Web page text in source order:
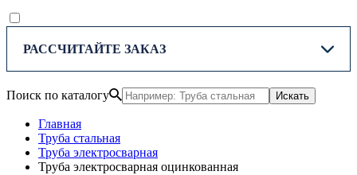
РАССЧИТАЙТЕ ЗАКАЗ
Поиск по каталогу Искать
Главная
Труба стальная
Труба электросварная
Труба электросварная оцинкованная